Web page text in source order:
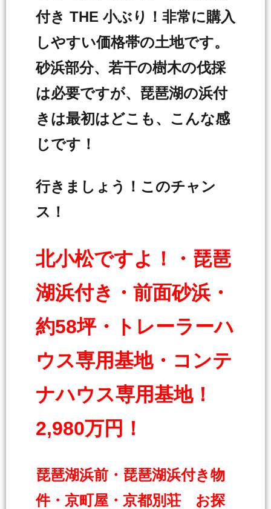
付き THE 小ぶり！非常に購入
しやすい価格帯の土地です。
砂浜部分、若干の樹木の伐採
は必要ですが、琵琶湖の浜付
きは最初はどこも、こんな感
じです！
行きましょう！このチャン
ス！
北小松ですよ！・琵琶
湖浜付き・前面砂浜・
約58坪・トレーラーハ
ウス専用基地・コンテ
ナハウス専用基地！
2,980万円！
琵琶湖浜前・琵琶湖浜付き物
件・京町屋・京都別荘 お探